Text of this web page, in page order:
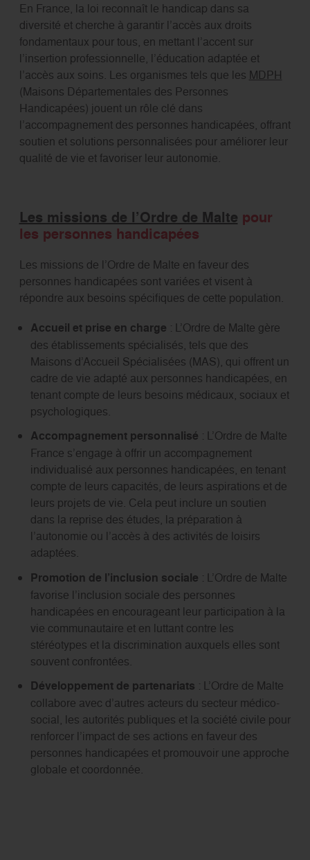
En France, la loi reconnaît le handicap dans sa
diversité et cherche à garantir l’accès aux droits
fondamentaux pour tous, en mettant l’accent sur
l’insertion professionnelle, l’éducation adaptée et
l’accès aux soins. Les organismes tels que les MDPH
(Maisons Départementales des Personnes
Handicapées) jouent un rôle clé dans
l’accompagnement des personnes handicapées, offrant
soutien et solutions personnalisées pour améliorer leur
qualité de vie et favoriser leur autonomie.
Les missions de l’Ordre de Malte pour
les personnes handicapées
Les missions de l’Ordre de Malte en faveur des
personnes handicapées sont variées et visent à
répondre aux besoins spécifiques de cette population.
Accueil et prise en charge : L’Ordre de Malte gère
des établissements spécialisés, tels que des
Maisons d’Accueil Spécialisées (MAS), qui offrent un
cadre de vie adapté aux personnes handicapées, en
tenant compte de leurs besoins médicaux, sociaux et
psychologiques.
Accompagnement personnalisé : L’Ordre de Malte
France s’engage à offrir un accompagnement
individualisé aux personnes handicapées, en tenant
compte de leurs capacités, de leurs aspirations et de
leurs projets de vie. Cela peut inclure un soutien
dans la reprise des études, la préparation à
l’autonomie ou l’accès à des activités de loisirs
adaptées.
Promotion de l’inclusion sociale : L’Ordre de Malte
favorise l’inclusion sociale des personnes
handicapées en encourageant leur participation à la
vie communautaire et en luttant contre les
stéréotypes et la discrimination auxquels elles sont
souvent confrontées.
Développement de partenariats : L’Ordre de Malte
collabore avec d’autres acteurs du secteur médico-
social, les autorités publiques et la société civile pour
renforcer l’impact de ses actions en faveur des
personnes handicapées et promouvoir une approche
globale et coordonnée.